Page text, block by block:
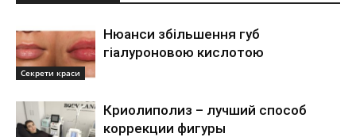
Секрети краси
Нюанси збільшення губ
гіалуроновою кислотою
Криолиполиз – лучший способ
коррекции фигуры